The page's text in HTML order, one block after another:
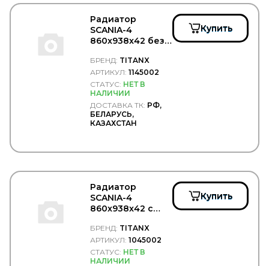
ТОНАР
Чусовский металлургическийй завод
Радиатор
SCANIA-4
860x938x42 без
TITANX/1145002
БРЕНД: TITANX
АРТИКУЛ: 1145002
СТАТУС: НЕТ В
НАЛИЧИИ
ДОСТАВКА ТК: РФ,
БЕЛАРУСЬ,
КАЗАХСТАН
Купить
Радиатор
SCANIA-4
860x938x42 с
TITANX/1045002
БРЕНД: TITANX
АРТИКУЛ: 1045002
СТАТУС: НЕТ В
НАЛИЧИИ
Купить